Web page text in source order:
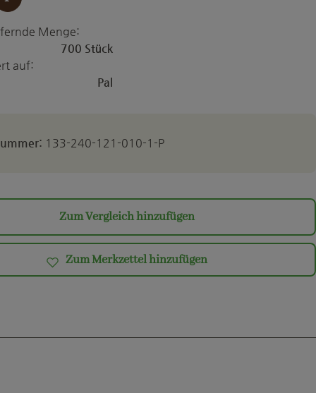
Menge:
700 Stück
auf:
Pal
133-240-121-010-1-P
Zum Vergleich hinzufügen
Zum Merkzettel hinzufügen